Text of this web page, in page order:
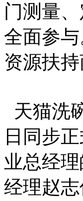
门测量
全面参
资源扶持
天猫洗
日同步
业总经
经理赵